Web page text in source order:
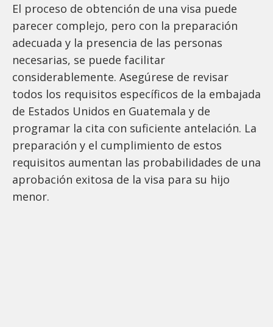
El proceso de obtención de una visa puede
parecer complejo, pero con la preparación
adecuada y la presencia de las personas
necesarias, se puede facilitar
considerablemente. Asegúrese de revisar
todos los requisitos específicos de la embajada
de Estados Unidos en Guatemala y de
programar la cita con suficiente antelación. La
preparación y el cumplimiento de estos
requisitos aumentan las probabilidades de una
aprobación exitosa de la visa para su hijo
menor.